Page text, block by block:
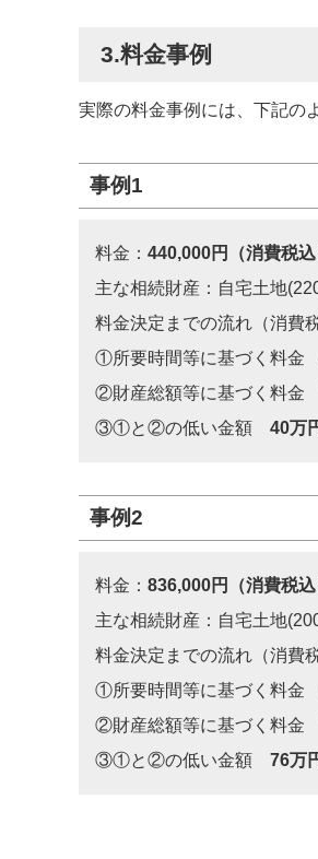
3.料金事例
実際の料金事例には、下記の
事例1
料金： 440,000円（消費税込
主な相続財産：自宅土地
料金決定までの流れ（消費
①所要時間等に基づく料金
②財産総額等に基づく料金
③①と②の低い金額 40万
事例2
料金： 836,000円（消費税込
主な相続財産：自宅土地
料金決定までの流れ（消費
①所要時間等に基づく料金
②財産総額等に基づく料金
③①と②の低い金額 76万